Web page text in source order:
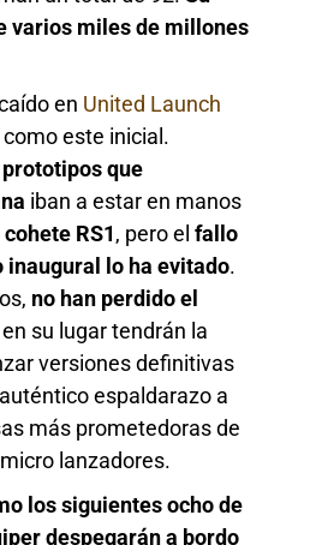
varios miles de millones
en United Launch
como este inicial.
prototiposque
iban a estar en manos
RS1, pero el fallo
inaugural lo ha evitado.
no han perdido el
su lugar tendrán la
versiones definitivas
espaldarazo a
más prometedoras de
lanzadores.
los siguientes ocho de
despegarán a bordo